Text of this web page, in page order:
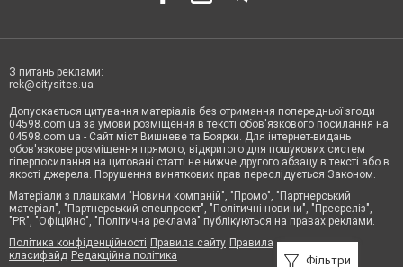
Фільтри
З питань реклами:
rek@citysites.ua
Допускається цитування матеріалів без отримання попередньої згоди
04598.com.ua за умови розміщення в тексті обов'язкового посилання на
04598.com.ua - Сайт міст Вишневе та Боярки. Для інтернет-видань
обов'язкове розміщення прямого, відкритого для пошукових систем
гіперпосилання на цитовані статті не нижче другого абзацу в тексті або в
якості джерела. Порушення виняткових прав переслідується Законом.
Матеріали з плашками "Новини компаній", "Промо", "Партнерський
матеріал", "Партнерський спецпроєкт", "Політичні новини", "Пресреліз",
"PR", "Офіційно", "Політична реклама" публікуються на правах реклами.
Політика конфіденційності Правила сайту Правила
класифайд Редакційна політика